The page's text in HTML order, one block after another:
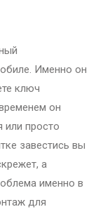
Именно он
ключ
он
или просто
завестись вы
а
именно в
для